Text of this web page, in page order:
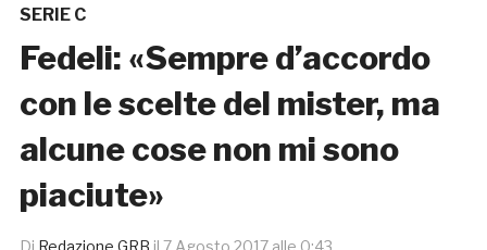
SERIE C
Fedeli: «Sempre d’accordo
con le scelte del mister, ma
alcune cose non mi sono
piaciute»